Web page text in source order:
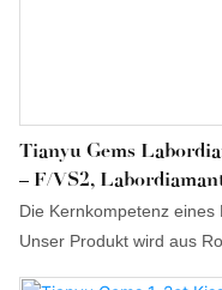
Tianyu Gems
– F/VS2,
Die Kernkompetenz
Unser Produkt wird aus